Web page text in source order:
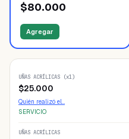
$80.000
Agregar
UÑAS ACRÍLICAS (x1)
$25.000
Quién realizó el…
SERVICIO
UÑAS ACRÍLICAS